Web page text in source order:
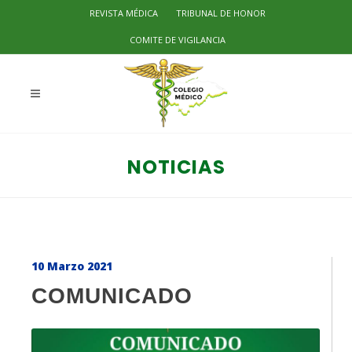
REVISTA MÉDICA TRIBUNAL DE HONOR
COMITE DE VIGILANCIA
NOTICIAS
10 Marzo 2021
COMUNICADO